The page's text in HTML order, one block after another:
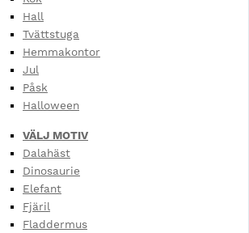
Hall
Tvättstuga
Hemmakontor
Jul
Påsk
Halloween
VÄLJ MOTIV
Dalahäst
Dinosaurie
Elefant
Fjäril
Fladdermus